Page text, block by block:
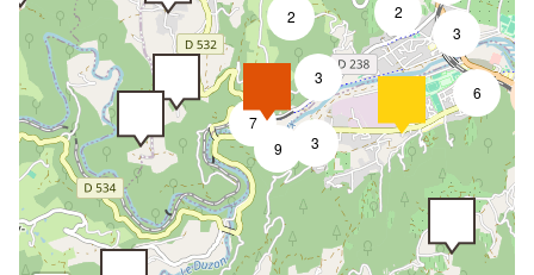
2
7
2
3
3
9
3
6